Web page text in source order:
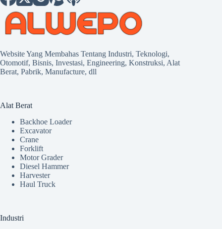
Website Yang Membahas Tentang Industri, Teknologi,
Otomotif, Bisnis, Investasi, Engineering, Konstruksi, Alat
Berat, Pabrik, Manufacture, dll
Alat Berat
Backhoe Loader
Excavator
Crane
Forklift
Motor Grader
Diesel Hammer
Harvester
Haul Truck
Industri